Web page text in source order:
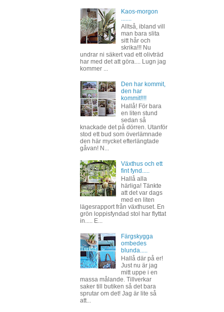
Kaos-morgon
Alltså, ibland vill
man bara slita
sitt hår och
skrika!!! Nu
undrar ni säkert vad ett olivträd
har med det att göra.... Lugn jag
kommer ...
Den har kommit,
den har
kommit!!!!
Hallå! För bara
en liten stund
sedan så
knackade det på dörren. Utanför
stod ett bud som överlämnade
den här mycket efterlängtade
gåvan! N...
Växthus och ett
fint fynd.....
Hallå alla
härliga! Tänkte
att det var dags
med en liten
lägesrapport från växthuset. En
grön loppisfyndad stol har flyttat
in..... E...
Färgskygga
ombedes
blunda.....
Hallå där på er!
Just nu är jag
mitt uppe i en
massa målande. Tillverkar
saker till butiken så det bara
sprutar om det! Jag är lite så
att...